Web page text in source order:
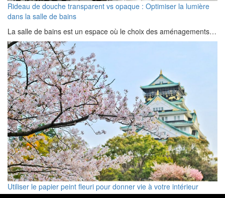
Rideau de douche transparent vs opaque : Optimiser la lumière
dans la salle de bains
La salle de bains est un espace où le choix des aménagements…
Utiliser le papier peint fleuri pour donner vie à votre intérieur